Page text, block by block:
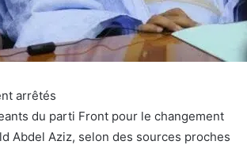
arrêtés
du parti Front pour le changement
Abdel Aziz, selon des sources proches